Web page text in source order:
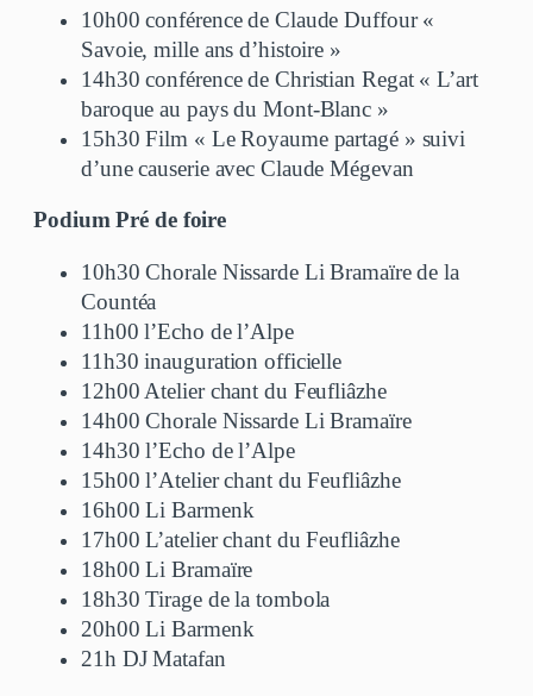
10h00 conférence de Claude Duffour «
Savoie, mille ans d’histoire »
14h30 conférence de Christian Regat « L’art
baroque au pays du Mont-Blanc »
15h30 Film « Le Royaume partagé » suivi
d’une causerie avec Claude Mégevan
Podium Pré de foire
10h30 Chorale Nissarde Li Bramaïre de la
Countéa
11h00 l’Echo de l’Alpe
11h30 inauguration officielle
12h00 Atelier chant du Feufliâzhe
14h00 Chorale Nissarde Li Bramaïre
14h30 l’Echo de l’Alpe
15h00 l’Atelier chant du Feufliâzhe
16h00 Li Barmenk
17h00 L’atelier chant du Feufliâzhe
18h00 Li Bramaïre
18h30 Tirage de la tombola
20h00 Li Barmenk
21h DJ Matafan